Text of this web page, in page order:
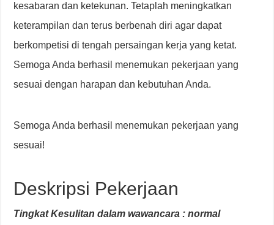
kesabaran dan ketekunan. Tetaplah meningkatkan
keterampilan dan terus berbenah diri agar dapat
berkompetisi di tengah persaingan kerja yang ketat.
Semoga Anda berhasil menemukan pekerjaan yang
sesuai dengan harapan dan kebutuhan Anda.
Semoga Anda berhasil menemukan pekerjaan yang
sesuai!
Deskripsi Pekerjaan
Tingkat Kesulitan dalam wawancara : normal